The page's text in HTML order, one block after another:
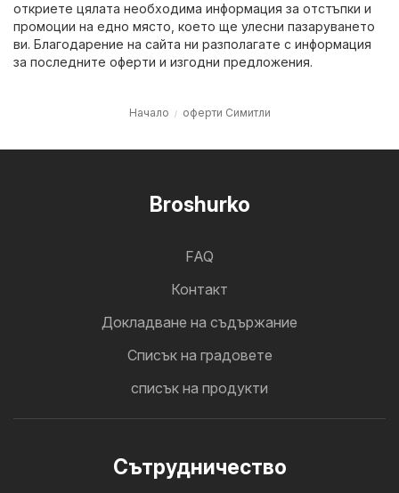
откриете цялата необходима информация за отстъпки и
промоции на едно място, което ще улесни пазаруването
ви. Благодарение на сайта ни разполагате с информация
за последните оферти и изгодни предложения.
Начало оферти Симитли
Broshurko
FAQ
Контакт
Докладване на съдържание
Cписък на градовете
списък на продукти
Cътрудничество